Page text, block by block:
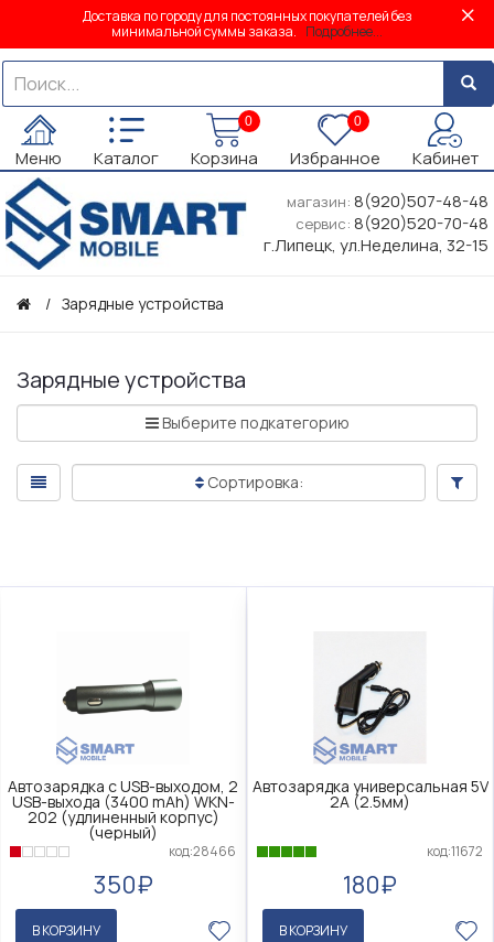
Доставка по городу для постоянных покупателей без
минимальной суммы заказа. Подробнее...
Меню Каталог
0
Корзина
0
Избранное Кабинет
магазин: 8(920)507-48-48
сервис: 8(920)520-70-48
г.Липецк, ул.Неделина, 32-15
Зарядные устройства
Зарядные устройства
Выберите подкатегорию
Сортировка:
Автозарядка с USB-выходом, 2
USB-выхода (3400 mAh) WKN-
202 (удлиненный корпус)
(черный)
код:28466
350₽
В КОРЗИНУ
Автозарядка универсальная 5V
2A (2.5мм)
код:11672
180₽
В КОРЗИНУ